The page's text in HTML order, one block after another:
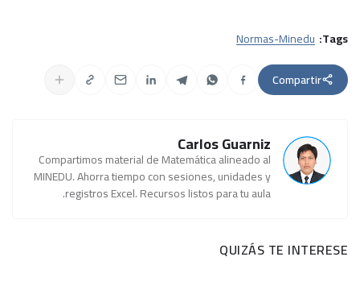
Tags:
Normas-Minedu
Compartir
Carlos Guarniz
Compartimos material de Matemática alineado al
MINEDU. Ahorra tiempo con sesiones, unidades y
registros Excel. Recursos listos para tu aula.
QUIZÁS TE INTERESE